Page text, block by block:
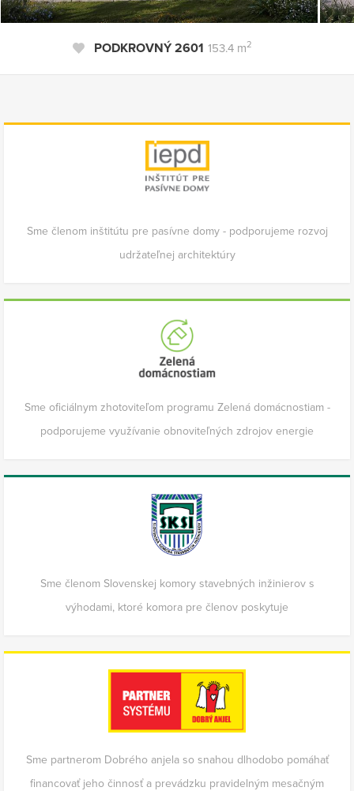
PODKROVNÝ 2601 153.4 m2
Sme členom inštitútu pre pasívne domy - podporujeme rozvoj
udržateľnej architektúry
Sme oficiálnym zhotoviteľom programu Zelená domácnostiam -
podporujeme využívanie obnoviteľných zdrojov energie
Sme členom Slovenskej komory stavebných inžinierov s
výhodami, ktoré komora pre členov poskytuje
Sme partnerom Dobrého anjela so snahou dlhodobo pomáhať
financovať jeho činnosť a prevádzku pravidelným mesačným